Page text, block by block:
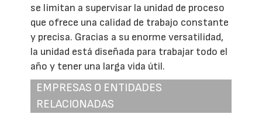
se limitan a supervisar la unidad de proceso
que ofrece una calidad de trabajo constante
y precisa. Gracias a su enorme versatilidad,
la unidad está diseñada para trabajar todo el
año y tener una larga vida útil.
EMPRESAS O ENTIDADES
RELACIONADAS